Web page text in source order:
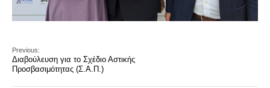
Previous:
Διαβούλευση για το Σχέδιο Αστικής
Προσβασιμότητας (Σ.Α.Π.)